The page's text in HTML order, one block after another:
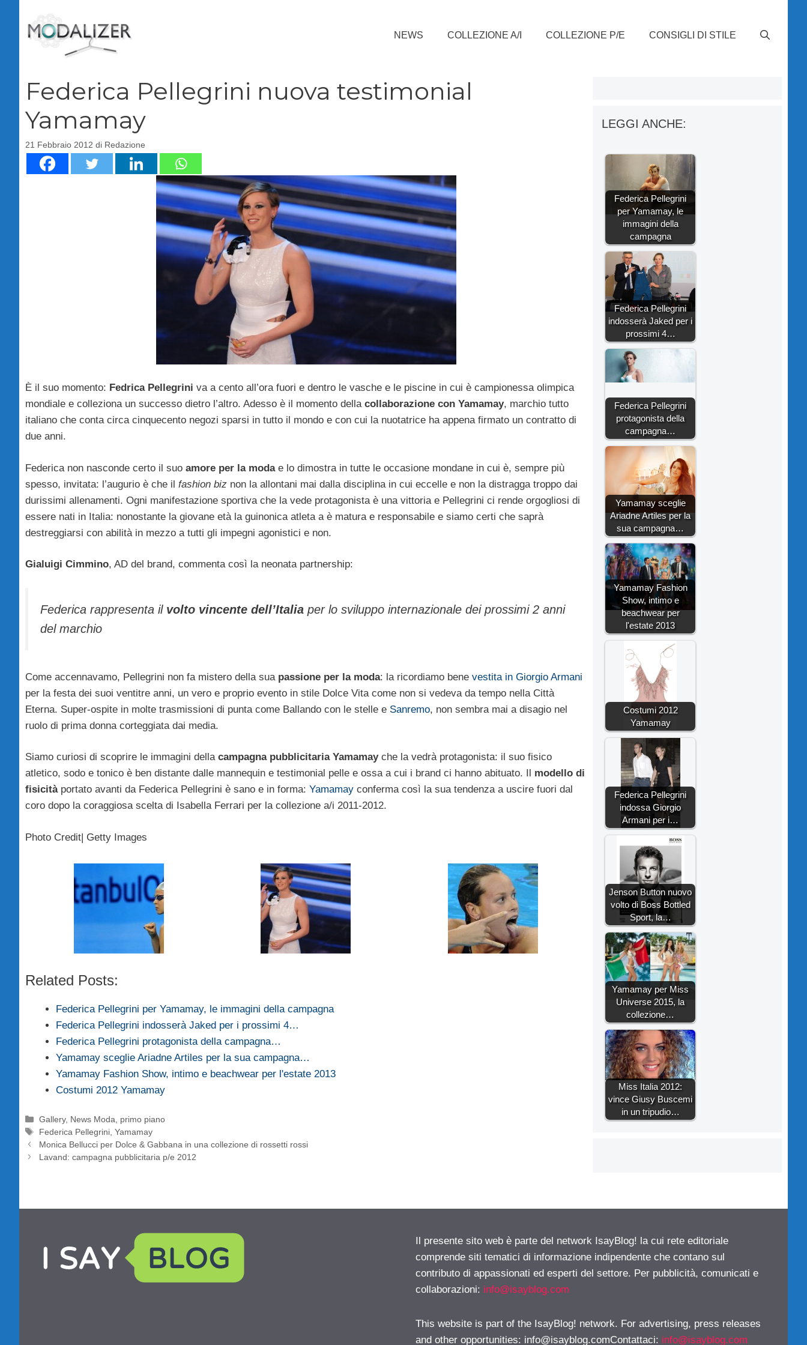
contenuto
NEWS COLLEZIONE A/I COLLEZIONE P/E CONSIGLI DI STILE
Federica Pellegrini nuova testimonial
Yamamay
21 Febbraio 2012 di Redazione
È il suo momento: Fedrica Pellegrini va a cento all’ora fuori e dentro le vasche e le piscine in cui è campionessa olimpica
mondiale e colleziona un successo dietro l’altro. Adesso è il momento della collaborazione con Yamamay, marchio tutto
italiano che conta circa cinquecento negozi sparsi in tutto il mondo e con cui la nuotatrice ha appena firmato un contratto di
due anni.
Federica non nasconde certo il suo amore per la modae lo dimostra in tutte le occasione mondane in cui è, sempre più
spesso, invitata: l’augurio è che il fashion biz non la allontani mai dalla disciplina in cui eccelle e non la distragga troppo dai
durissimi allenamenti. Ogni manifestazione sportiva che la vede protagonista è una vittoria e Pellegrini ci rende orgogliosi di
essere nati in Italia: nonostante la giovane età la guinonica atleta a è matura e responsabile e siamo certi che saprà
destreggiarsi con abilità in mezzo a tutti gli impegni agonistici e non.
Gialuigi Cimmino, AD del brand, commenta così la neonata partnership:
Federica rappresenta ilvolto vincente dell’Italia per lo sviluppo internazionale dei prossimi 2 anni
del marchio
Come accennavamo, Pellegrini non fa mistero della sua passione per la moda: la ricordiamo bene vestita in Giorgio Armani
per la festa dei suoi ventitre anni, un vero e proprio evento in stile Dolce Vita come non si vedeva da tempo nella Città
Eterna. Super-ospite in molte trasmissioni di punta come Ballando con le stelle e Sanremo, non sembra mai a disagio nel
ruolo di prima donna corteggiata dai media.
Siamo curiosi di scoprire le immagini della campagna pubblicitaria Yamamayche la vedrà protagonista: il suo fisico
atletico, sodo e tonico è ben distante dalle mannequin e testimonial pelle e ossa a cui i brand ci hanno abituato. Il modello di
fisicitàportato avanti da Federica Pellegrini è sano e in forma: Yamamay conferma così la sua tendenza a uscire fuori dal
coro dopo la coraggiosa scelta di Isabella Ferrari per la collezione a/i 2011-2012.
Photo Credit| Getty Images
Related Posts:
Federica Pellegrini per Yamamay, le immagini della campagna
Federica Pellegrini indosserà Jaked per i prossimi 4…
Federica Pellegrini protagonista della campagna…
Yamamay sceglie Ariadne Artiles per la sua campagna…
Yamamay Fashion Show, intimo e beachwear per l'estate 2013
Costumi 2012 Yamamay
Categorie
Gallery, News Moda
primo piano
Tag
Federica Pellegrini ,Yamamay
Monica Bellucci per Dolce & Gabbana in una collezione di rossetti rossi
Lavand: campagna pubblicitaria p/e 2012
LEGGI ANCHE:
Federica Pellegrini
per Yamamay, le
immagini della
campagna
Federica Pellegrini
indosserà Jaked per i
prossimi 4…
Federica Pellegrini
protagonista della
campagna…
Yamamay sceglie
Ariadne Artiles per la
sua campagna…
Yamamay Fashion
Show, intimo e
beachwear per
l'estate 2013
Costumi 2012
Yamamay
Federica Pellegrini
indossa Giorgio
Armani per i…
Jenson Button nuovo
volto di Boss Bottled
Sport, la…
Yamamay per Miss
Universe 2015, la
collezione…
Miss Italia 2012:
vince Giusy Buscemi
in un tripudio…
Il presente sito web è parte del network IsayBlog! la cui rete editoriale
comprende siti tematici di informazione indipendente che contano sul
contributo di appassionati ed esperti del settore. Per pubblicità, comunicati e
collaborazioni: info@isayblog.com
This website is part of the IsayBlog! network. For advertising, press releases
and other opportunities: info@isayblog.comContattaci: info@isayblog.com